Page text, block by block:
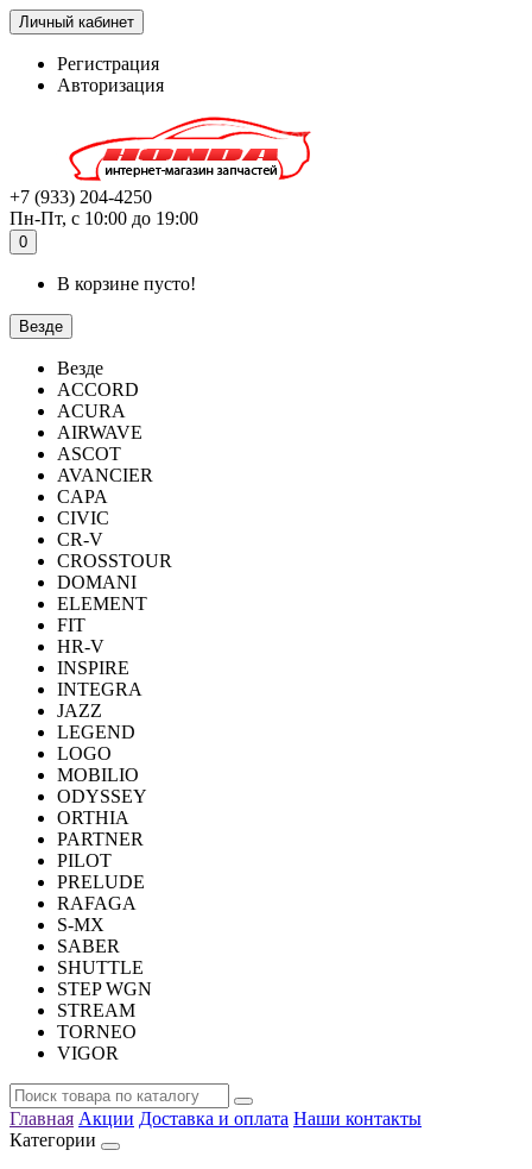
Личный кабинет
Регистрация
Авторизация
+7 (933) 204-4250
Пн-Пт, с 10:00 до 19:00
0
В корзине пусто!
Везде
Везде
ACCORD
ACURA
AIRWAVE
ASCOT
AVANCIER
CAPA
CIVIC
CR-V
CROSSTOUR
DOMANI
ELEMENT
FIT
HR-V
INSPIRE
INTEGRA
JAZZ
LEGEND
LOGO
MOBILIO
ODYSSEY
ORTHIA
PARTNER
PILOT
PRELUDE
RAFAGA
S-MX
SABER
SHUTTLE
STEP WGN
STREAM
TORNEO
VIGOR
Главная Акции Доставка и оплата Наши контакты
Категории